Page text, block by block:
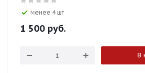
менее 4 шт
1 500 руб.
В